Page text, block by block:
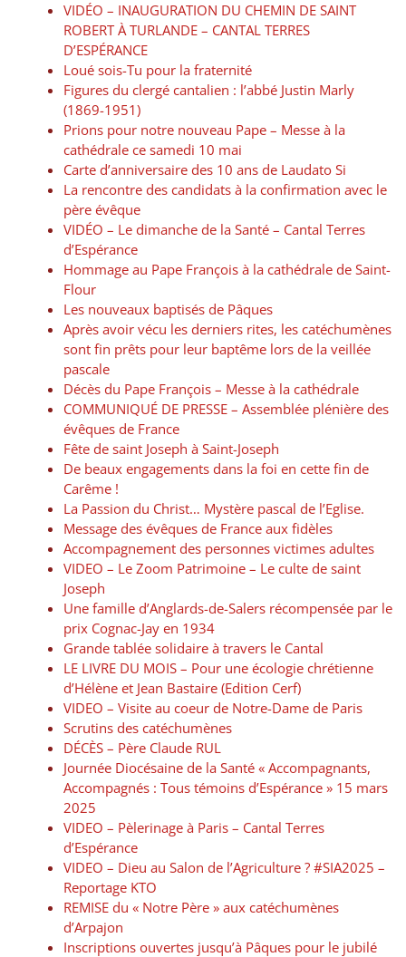
VIDÉO – INAUGURATION DU CHEMIN DE SAINT
ROBERT À TURLANDE – CANTAL TERRES
D’ESPÉRANCE
Loué sois-Tu pour la fraternité
Figures du clergé cantalien : l’abbé Justin Marly
(1869-1951)
Prions pour notre nouveau Pape – Messe à la
cathédrale ce samedi 10 mai
Carte d’anniversaire des 10 ans de Laudato Si
La rencontre des candidats à la confirmation avec le
père évêque
VIDÉO – Le dimanche de la Santé – Cantal Terres
d’Espérance
Hommage au Pape François à la cathédrale de Saint-
Flour
Les nouveaux baptisés de Pâques
Après avoir vécu les derniers rites, les catéchumènes
sont fin prêts pour leur baptême lors de la veillée
pascale
Décès du Pape François – Messe à la cathédrale
COMMUNIQUÉ DE PRESSE – Assemblée plénière des
évêques de France
Fête de saint Joseph à Saint-Joseph
De beaux engagements dans la foi en cette fin de
Carême !
La Passion du Christ… Mystère pascal de l’Eglise.
Message des évêques de France aux fidèles
Accompagnement des personnes victimes adultes
VIDEO – Le Zoom Patrimoine – Le culte de saint
Joseph
Une famille d’Anglards-de-Salers récompensée par le
prix Cognac-Jay en 1934
Grande tablée solidaire à travers le Cantal
LE LIVRE DU MOIS – Pour une écologie chrétienne
d’Hélène et Jean Bastaire (Edition Cerf)
VIDEO – Visite au coeur de Notre-Dame de Paris
Scrutins des catéchumènes
DÉCÈS – Père Claude RUL
Journée Diocésaine de la Santé « Accompagnants,
Accompagnés : Tous témoins d’Espérance » 15 mars
2025
VIDEO – Pèlerinage à Paris – Cantal Terres
d’Espérance
VIDEO – Dieu au Salon de l’Agriculture ? #SIA2025 –
Reportage KTO
REMISE du « Notre Père » aux catéchumènes
d’Arpajon
Inscriptions ouvertes jusqu’à Pâques pour le jubilé